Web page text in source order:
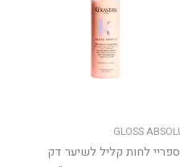
GLOSS
ספריי לחות קליל לשיער דק